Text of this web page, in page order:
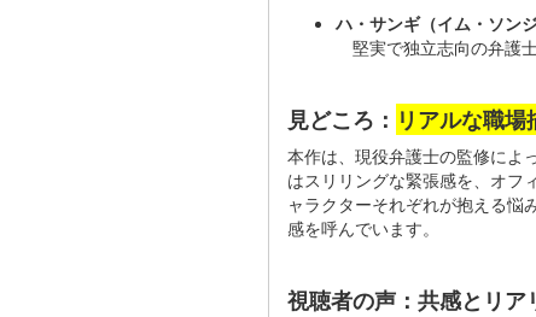
ハ・サンギ（イム・ソンジ
堅実で独立志向の弁護
見どころ： リアルな職
本作は、現役弁護士の監修によ
はスリリングな緊張感を、オフ
ャラクターそれぞれが抱える悩
感を呼んでいます。
視聴者の声：共感とリア